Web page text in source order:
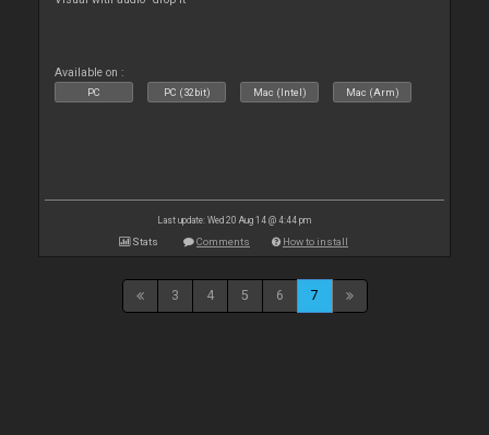
Available on :
PC PC (32bit) Mac (Intel) Mac (Arm)
Last update: Wed 20 Aug 14 @ 4:44 pm
Stats Comments How to install
3 4 5 6 7